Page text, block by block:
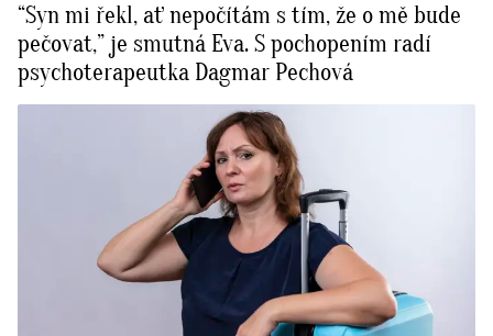
“Syn mi řekl, ať nepočítám s tím, že o mě bude
pečovat,” je smutná Eva. S pochopením radí
psychoterapeutka Dagmar Pechová